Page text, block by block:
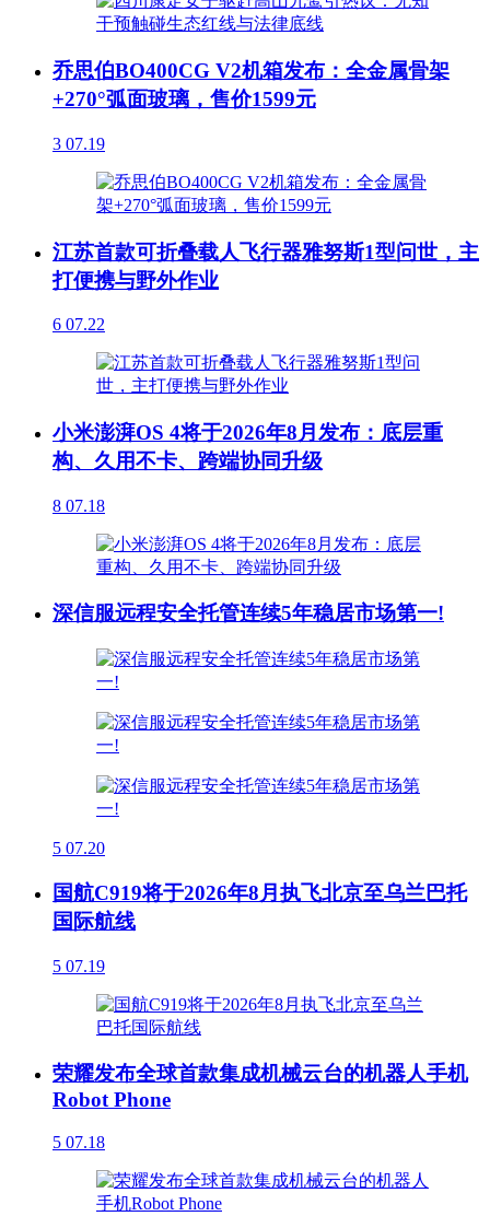
乔思伯BO400CG V2机箱发布：全金属骨架
+270°弧面玻璃，售价1599元
3 07.19
江苏首款可折叠载人飞行器雅努斯1型问世，主
打便携与野外作业
6 07.22
小米澎湃OS 4将于2026年8月发布：底层重
构、久用不卡、跨端协同升级
8 07.18
深信服远程安全托管连续5年稳居市场第一!
5 07.20
国航C919将于2026年8月执飞北京至乌兰巴托
国际航线
5 07.19
荣耀发布全球首款集成机械云台的机器人手机
Robot Phone
5 07.18